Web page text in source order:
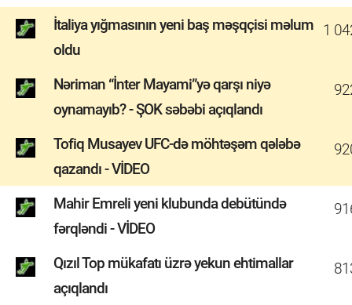
İtaliya yığmasının yeni baş məşqçisi məlum
oldu
1
Nəriman “İnter Mayami”yə qarşı niyə
oynamayıb? - ŞOK səbəbi açıqlandı
Tofiq Musayev UFC-də möhtəşəm qələbə
qazandı - VİDEO
Mahir Emreli yeni klubunda debütündə
fərqləndi - VİDEO
Qızıl Top mükafatı üzrə yekun ehtimallar
açıqlandı